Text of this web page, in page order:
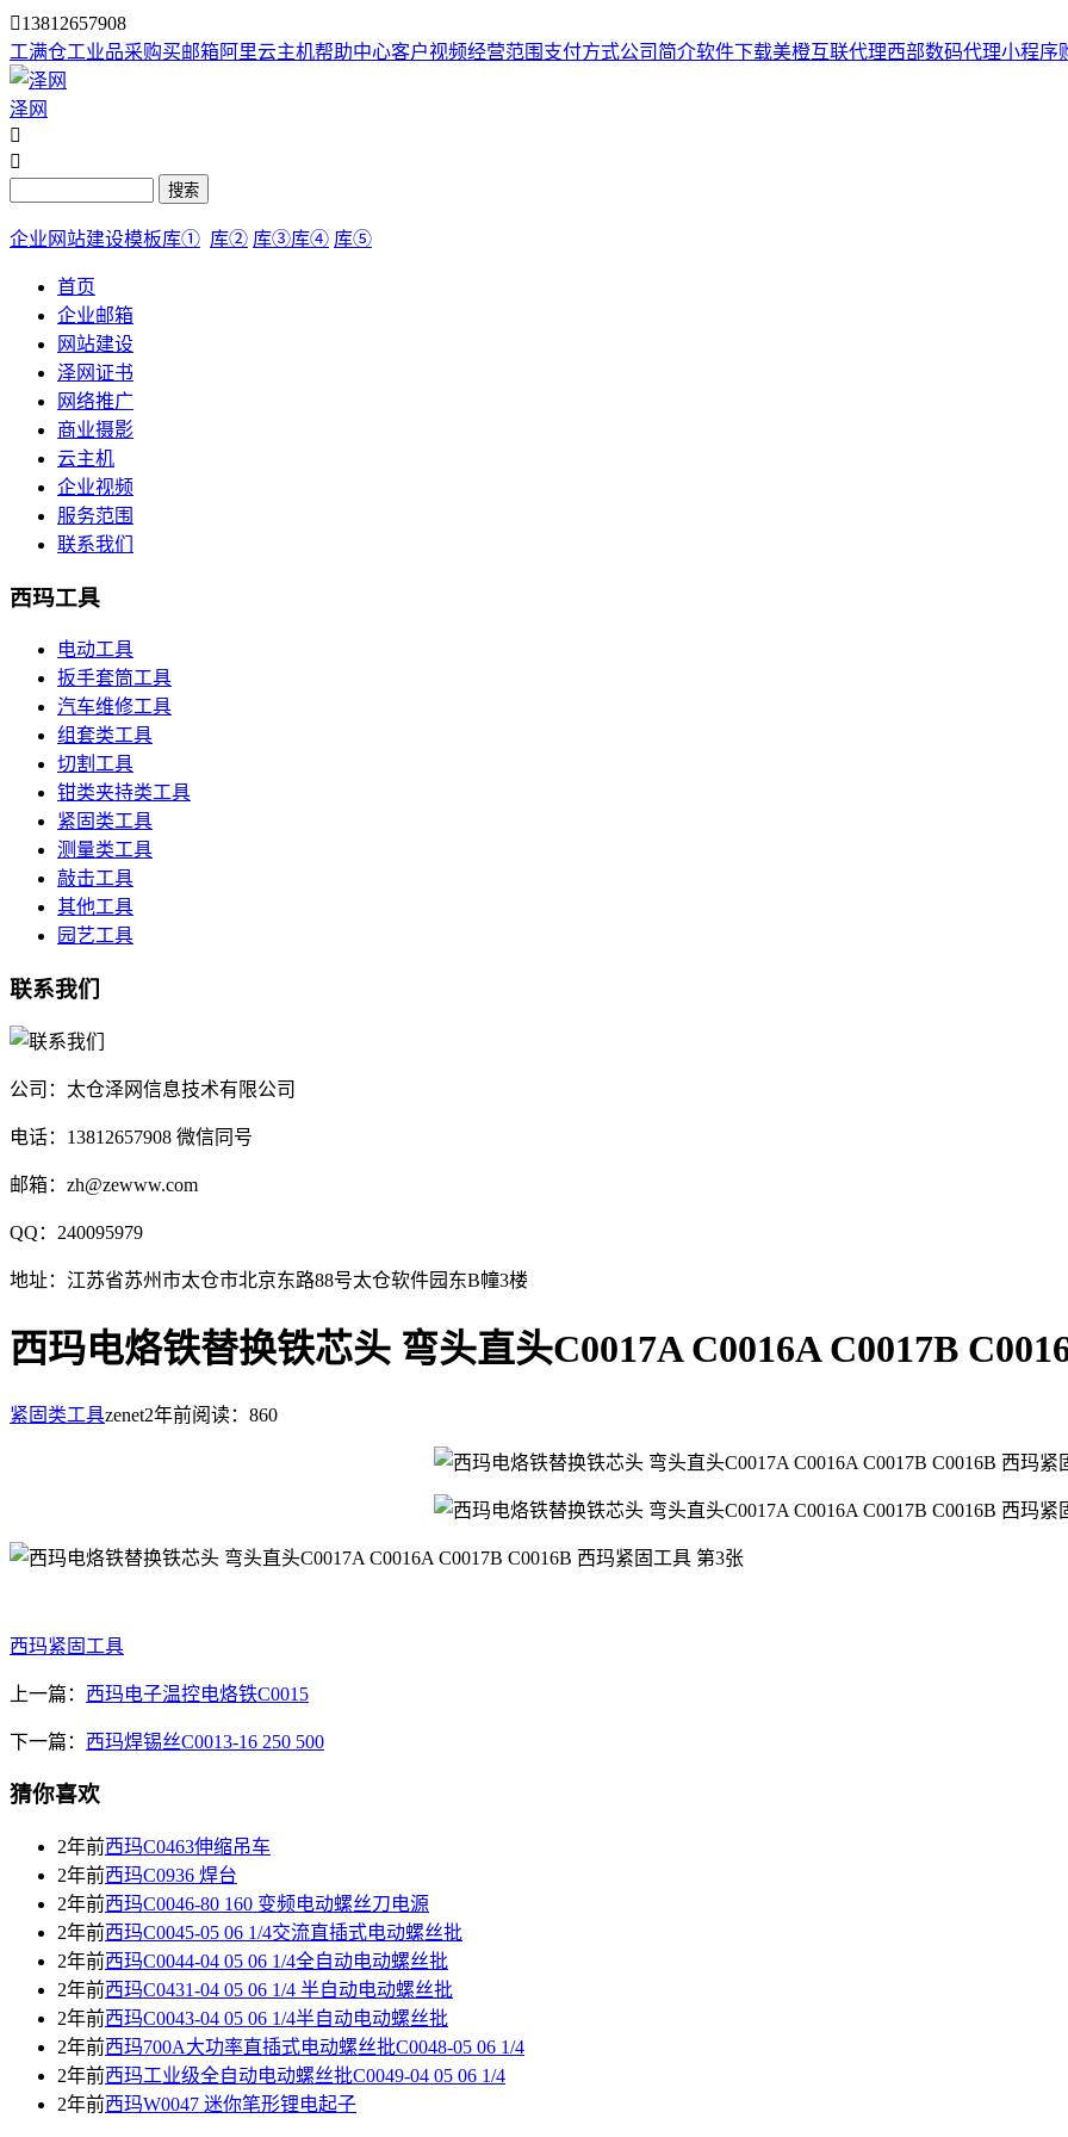
13812657908
工满仓工业品采购买邮箱阿里云主机帮助中心客户视频经营范围 支付方式公司简介软件下载美橙互联代理西部数码代理小程序
泽网


搜索
企业网站建设模板库① 库② 库③库④ 库⑤
首页
企业邮箱
网站建设
泽网证书
网络推广
商业摄影
云主机
企业视频
服务范围
联系我们
西玛工具
电动工具
扳手套筒工具
汽车维修工具
组套类工具
切割工具
钳类夹持类工具
紧固类工具
测量类工具
敲击工具
其他工具
园艺工具
联系我们
公司：太仓泽网信息技术有限公司
电话：13812657908 微信同号
邮箱：zh@zewww.com
QQ：240095979
地址：江苏省苏州市太仓市北京东路88号太仓软件园东B幢3楼
西玛电烙铁替换铁芯头 弯头直头C0017A C0016A C0017B
紧固类工具zenet2年前阅读：860
西玛紧固工具
上一篇： 西玛电子温控电烙铁C0015
下一篇： 西玛焊锡丝C0013-16 250 500
猜你喜欢
2年前西玛C0463伸缩吊车
2年前西玛C0936 焊台
2年前西玛C0046-80 160 变频电动螺丝刀电源
2年前西玛C0045-05 06 1/4交流直插式电动螺丝批
2年前西玛C0044-04 05 06 1/4全自动电动螺丝批
2年前西玛C0431-04 05 06 1/4 半自动电动螺丝批
2年前西玛C0043-04 05 06 1/4半自动电动螺丝批
2年前西玛700A大功率直插式电动螺丝批C0048-05 06 1/4
2年前西玛工业级全自动电动螺丝批C0049-04 05 06 1/4
2年前西玛W0047 迷你笔形锂电起子